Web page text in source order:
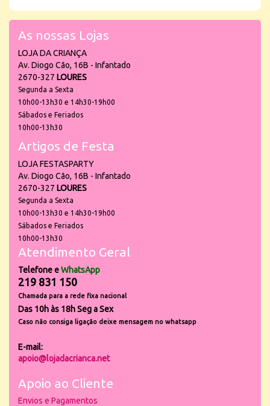
As nossas Lojas
LOJA DA CRIANÇA
Av. Diogo Cão, 16B - Infantado
2670-327 LOURES
Segunda a Sexta
10h00-13h30 e 14h30-19h00
Sábados e Feriados
10h00-13h30
Artigos de Festa
LOJA FESTASPARTY
Av. Diogo Cão, 16B - Infantado
2670-327 LOURES
Segunda a Sexta
10h00-13h30 e 14h30-19h00
Sábados e Feriados
10h00-13h30
Atendimento Geral
Telefone eWhatsApp
219 831 150
Chamada para a rede fixa nacional
Das 10h às 18h Seg a Sex
Caso não consiga ligação deixe mensagem no whatsapp
E-mail:
apoio@lojadacrianca.net
Apoio ao Cliente
Envios e Pagamentos